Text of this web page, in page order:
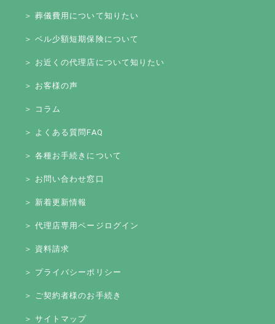
＞ 葬儀費用について知りたい
＞ ベル少額短期保険について
＞ お近くの代理店について知りたい
＞ お客様の声
＞ コラム
＞ よくある質問FAQ
＞ 各種お手続きについて
＞ お問い合わせ窓口
＞ 新着更新情報
＞ 代理店専用ページログイン
＞ 資料請求
＞ プライバシーポリシー
＞ ご契約者様のお手続き
＞ サイトマップ